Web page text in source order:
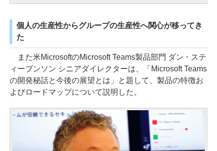
個人の生産性からグループの生産性へ関心が移ってき
た
また米MicrosoftのMicrosoft Teams製品部門 ダン・ステ
ィーブンソン シニアダイレクターは、「Microsoft Teams
の開発秘話と今後の展望とは」と題して、製品の特徴お
よびロードマップについて説明した。